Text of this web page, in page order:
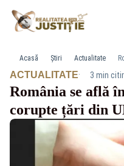
Acasă Știri Actualitate
ACTUALITATE· 3 min
România se află
corupte țări din